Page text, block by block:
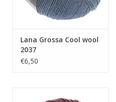
Lana Grossa Cool wool
2037
€6,50